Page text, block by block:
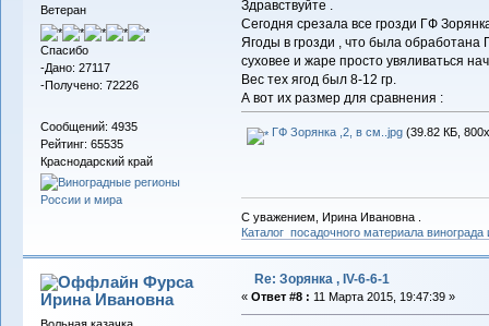
Ветеран
Спасибо
-Дано: 27117
-Получено: 72226
Сообщений: 4935
Рейтинг: 65535
Краснодарский край
Здравствуйте .
Сегодня срезала все грозди ГФ
Ягоды в грозди , что была
суховее и жаре просто увяливаться
Вес тех ягод был 8-12 гр.
А вот их размер для сравнения :
ГФ Зорянка ,2, в см..jpg(39.82 КБ,
С уважением, Ирина Ивановна .
Каталог посадочного материала
Фурса
Ирина Ивановна
Re: Зорянка , IV-6-6-1
« Ответ #8 : 11 Марта 2015, 19:47:39 »